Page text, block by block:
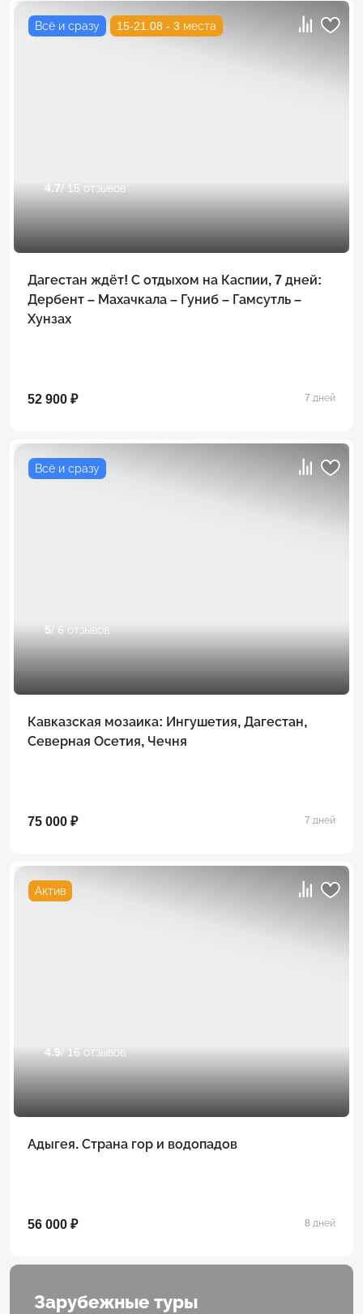
Всё и сразу 15-21.08 - 3 места
4.7/ 15 отзывов
Дагестан ждёт! С отдыхом на Каспии, 7 дней:
Дербент – Махачкала – Гуниб – Гамсутль –
Хунзах
52 900 ₽ 7 дней
Всё и сразу
5/ 6 отзывов
Кавказская мозаика: Ингушетия, Дагестан,
Северная Осетия, Чечня
75 000 ₽ 7 дней
Актив
4.9 / 16 отзывов
Адыгея. Страна гор и водопадов
56 000 ₽ 8 дней
Зарубежные туры